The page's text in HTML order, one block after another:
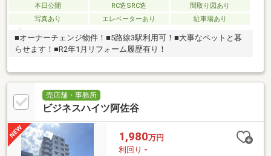
本日公開 RC造SRC造
間取り図あり
写真あり
エレベーターあり 駐車場あり
■オーナーチェンジ物件！■5路線3駅利用可！■大事なペットと暮
らせます！■R2年1月リフォーム履歴有り！
売店舗・事務所
ビジネスハイツ阿佐谷
1,980万円
利回り -